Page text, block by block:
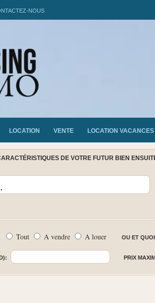
NOUS
LOCATION VENTE LOCATION VACANCES
DE VOTRE FUTUR BIEN
Tout A vendre A louer OU ET
PRIX